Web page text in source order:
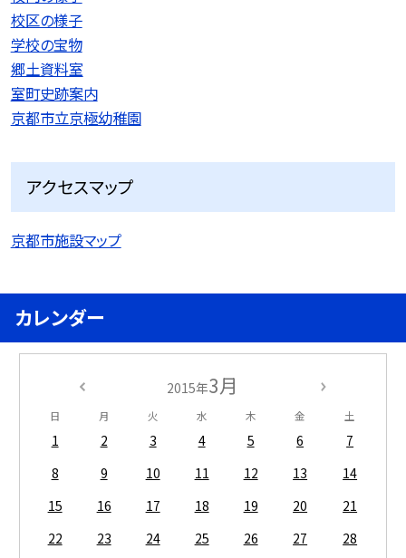
校区の様子
学校の宝物
郷土資料室
室町史跡案内
京都市立京極幼稚園
アクセスマップ
京都市施設マップ
カレンダー
2015年3月
日 月 火 水 木 金 土
1 2 3 4 5 6
7
8
9 10 11 12 13
14
15
16 17 18 19 20
21
22
23 24 25 26 27
28